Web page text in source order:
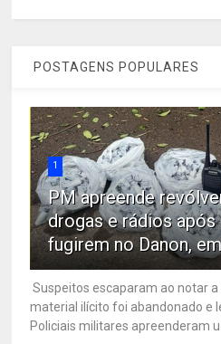
POSTAGENS POPULARES
1
PM apreende
drogas e rádios
fugirem no Danon,
Suspeitos escaparam ao notar a
material ilícito foi abandonado e
Policiais militares apreenderam